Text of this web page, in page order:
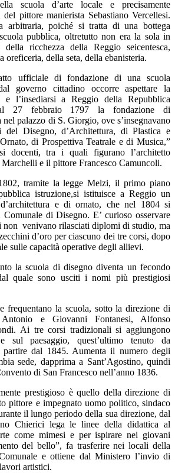
scuola d’arte locale e precisamente
del pittore manierista Sebastiano Vercellesi.
arbitraria, poiché si tratta di una bottega
pubblica, oltretutto non era la sola in
ricchezza della Reggio seicentesca,
oreficeria, della seta, della ebanisteria.
ufficiale di fondazione di una scuola
governo cittadino occorre aspettare la
e l’insediarsi a Reggio della Repubblica
al 27 febbraio 1797 la fondazione di
nel palazzo di S. Giorgio, ove s’insegnavano
del Disegno, d’Architettura, di Plastica e
di Prospettiva Teatrale e di Musica,”
docenti, tra i quali figurano l’architetto
e il pittore Francesco Camuncoli.
tramite la legge Melzi, il primo piano
istruzione,si istituisce a Reggio un
e di ornato, che nel 1804 si
di Disegno. E’ curioso osservare
non venivano rilasciati diplomi di studio, ma
d’oro per ciascuno dei tre corsi, dopo
sulle capacità operative degli allievi.
la scuola di disegno diventa un fecondo
quale sono usciti i nomi più prestigiosi
frequentano la scuola, sotto la direzione di
e Giovanni Fontanesi, Alfonso
Ai tre corsi tradizionali si aggiungono
sul paesaggio, quest’ultimo tenuto da
partire dal 1845. Aumenta il numero degli
sede, dapprima a Sant’Agostino, quindi
di San Francesco nell’anno 1836.
prestigioso è quello della direzione di
pittore e impegnato uomo politico, sindaco
il lungo periodo della sua direzione, dal
Chierici lega le linee della didattica al
come mimesi e per ispirare nei giovani
del bello”, fa trasferire nei locali della
e ottiene dal Ministero l’invio di
artistici.